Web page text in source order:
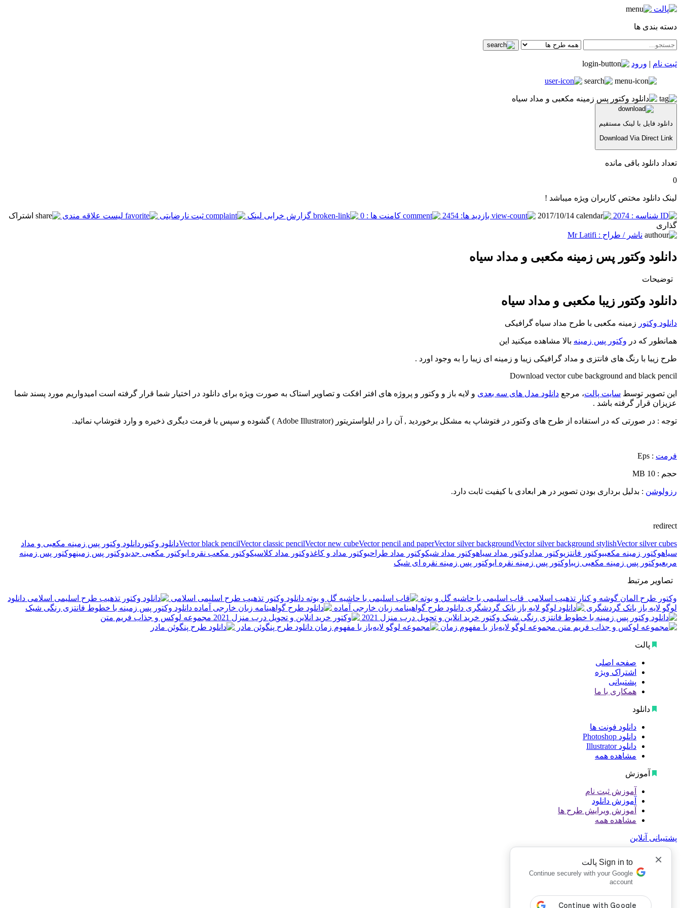
دسته بندی ها
ثبت نام | ورود
دانلود فایل با لینک مستقیم
Download Via Direct Link
تعداد دانلود باقی مانده
0
لینک دانلود مختص کاربران ویژه میباشد !
شناسه : 2074 بازدید ها: 2454 کامنت ها : 0 گزارش خرابی لینک ثبت نارضایتی لیست علاقه مندی
اشتراک
گذاری
ناشر / طراح : Mr Latifi
دانلود وکتور پس زمینه مکعبی و مداد سیاه
توضیحات
دانلود وکتور زیبا مکعبی و مداد سیاه
دانلود وکتور زمینه مکعبی با طرح مداد سیاه گرافیکی
همانطور که در وکتور پس زمینه بالا مشاهده میکنید این
طرح زیبا با رنگ های فانتزی و مداد گرافیکی زیبا و زمینه ای زیبا را به وجود اورد .
Download vector cube background and black pencil
این تصویر توسط سایت پالت، مرجع دانلود مدل های سه بعدی و لایه باز و وکتور و پروژه های افتر افکت و تصاویر استاک به صورت ویژه برای دانلود در اختیار شما قرار گرفته است امیدواریم مورد پسند شما
عزیزان قرار گرفته باشد .
توجه : در صورتی که در استفاده از طرح های وکتور در فتوشاپ به مشکل برخوردید , آن را در ایلواستریتور (Adobe Illustrator ) گشوده و سپس با فرمت دیگری ذخیره و وارد فتوشاپ نمائید.
فرمت : Eps
حجم : 10 MB
رزولوشن : بدلیل برداری بودن تصویر در هر ابعادی با کیفیت ثابت دارد.
redirect
Vector black pencilVector classic pencilVector new cubeVector pencil and paperVector silver backgroundVector silver background stylishVector silver cubes دانلود وکتور دانلود وکتور پس زمینه مکعبی و مداد
سیاهوکتور زمینه مکعبیوکتور فانتزیوکتور مدادوکتور مداد سیاهوکتور مداد شیکوکتور مداد طراحیوکتور مداد و کاغذوکتور مداد کلاسیکوکتور مکعب نقره ایوکتور مکعبی جدیدوکتور پس زمینهوکتور پس زمینه
مربعیوکتور پس زمینه مکعبی زیباوکتور پس زمینه نقره ایوکتور پس زمینه نقره ای شیک
تصاویر مرتبط
وکتور طرح المان گوشه و کنار تذهیب اسلامی قاب اسلیمی با حاشیه گل و بوته دانلود وکتور تذهیب طرح اسلیمی اسلامی
دانلود
لوگو لایه باز بانک گردشگری
دانلود طرح گواهینامه زبان خارجی آماده
دانلود وکتور پس زمینه با خطوط فانتزی رنگی شیک
وکتور خرید انلاین و تحویل درب منزل 2021
مجموعه لوکس و جذاب فریم متن
مجموعه لوگو لایه‌باز با مفهوم زمان
دانلود طرح پنگوئن مادر
پالت
صفحه اصلی
اشتراک ویژه
پشتیبانی
همکاری با ما
دانلود
دانلود فونت ها
دانلود Photoshop
دانلود Illustrator
مشاهده همه
آموزش
آموزش ثبت نام
آموزش دانلود
آموزش ویرایش طرح ها
مشاهده همه
پشتیبانی آنلاین
× Sign in to پالت
Continue securely with your Google
account